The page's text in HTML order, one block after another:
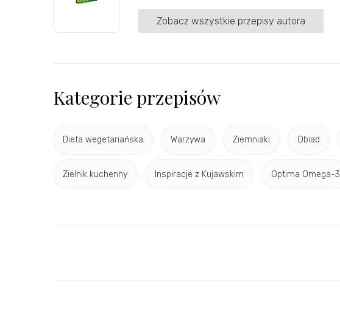
Zobacz wszystkie przepisy autora
Kategorie przepisów
Dieta wegetariańska Warzywa Ziemniaki Obiad
Zielnik kuchenny Inspiracje z Kujawskim Optima Omega-3